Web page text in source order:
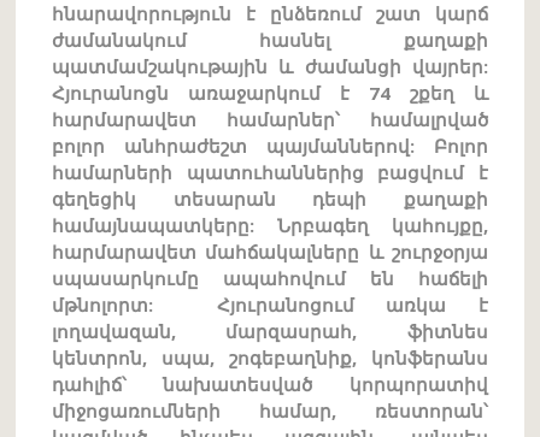
հնարավորություն է ընձեռում շատ կարճ
ժամանակում հասնել քաղաքի
պատմամշակութային և ժամանցի վայրեր:
Հյուրանոցն առաջարկում է 74 շքեղ և
հարմարավետ համարներ՝ համալրված
բոլոր անհրաժեշտ պայմաններով: Բոլոր
համարների պատուհաններից բացվում է
գեղեցիկ տեսարան դեպի քաղաքի
համայնապատկերը: Նրբագեղ կահույքը,
հարմարավետ մահճակալները և շուրջօրյա
սպասարկումը ապահովում են հաճելի
մթնոլորտ: Հյուրանոցում առկա է
լողավազան, մարզասրահ, ֆիտնես
կենտրոն, սպա, շոգեբաղնիք, կոնֆերանս
դահլիճ՝ նախատեսված կորպորատիվ
միջոցառումների համար, ռեստորան՝